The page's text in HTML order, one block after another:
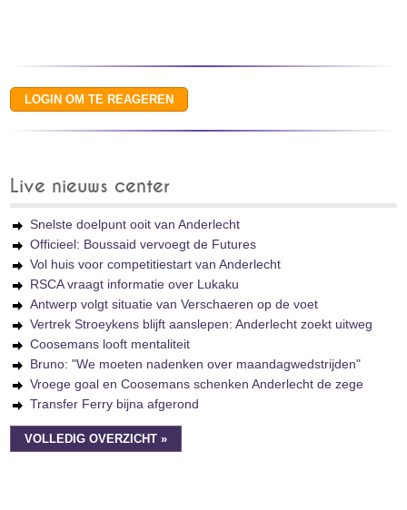
Live nieuws center
Snelste doelpunt ooit van Anderlecht
Officieel: Boussaid vervoegt de Futures
Vol huis voor competitiestart van Anderlecht
RSCA vraagt informatie over Lukaku
Antwerp volgt situatie van Verschaeren op de voet
Vertrek Stroeykens blijft aanslepen: Anderlecht zoekt uitweg
Coosemans looft mentaliteit
Bruno: "We moeten nadenken over maandagwedstrijden"
Vroege goal en Coosemans schenken Anderlecht de zege
Transfer Ferry bijna afgerond
VOLLEDIG OVERZICHT »